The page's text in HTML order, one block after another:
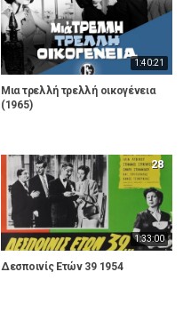
1:40:21
Μια τρελλή τρελλή οικογένεια
(1965)
1:33:00
28
Δεσποινίς Ετών 39 1954